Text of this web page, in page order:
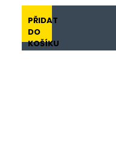
PŘIDAT
DO
KOŠÍKU